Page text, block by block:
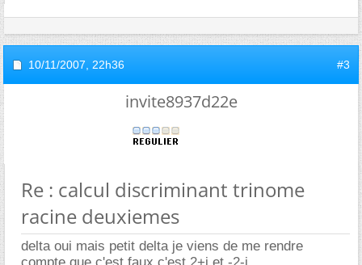
10/11/2007, 22h36 #3
invite8937d22e
Re : calcul discriminant trinome
racine deuxiemes
delta oui mais petit delta je viens de me rendre